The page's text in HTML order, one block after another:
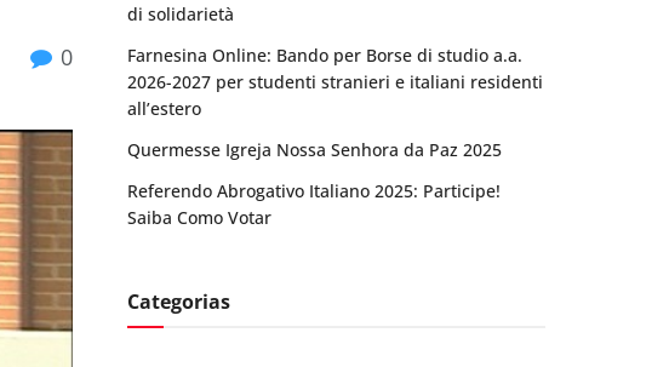
0
di solidarietà
Farnesina Online: Bando per Borse di studio a.a.
2026-2027 per studenti stranieri e italiani residenti
all’estero
Quermesse Igreja Nossa Senhora da Paz 2025
Referendo Abrogativo Italiano 2025: Participe!
Saiba Como Votar
Categorias